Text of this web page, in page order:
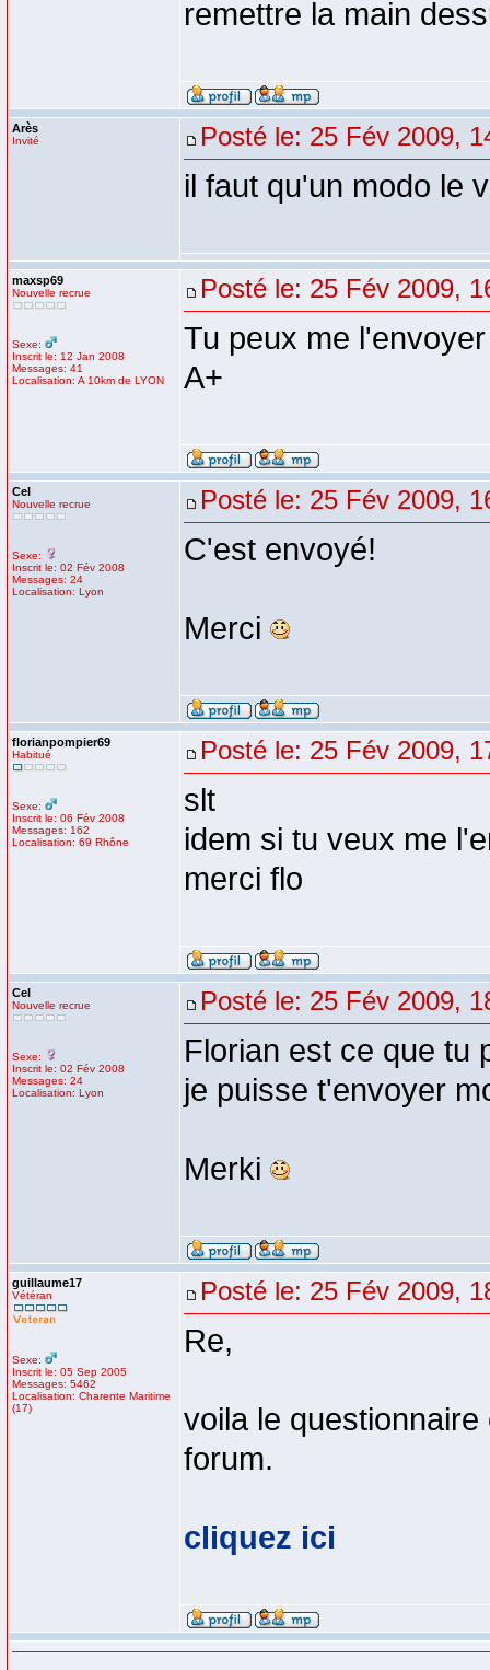
remettre la main
Arès
Invité Posté le: 25 Fév 2009,
il faut qu'un modo le
maxsp69
Nouvelle recrue
Sexe:
Inscrit le: 12 Jan 2008
Messages: 41
Localisation: A 10km de LYON
Posté le: 25 Fév 2009,
Tu peux me
A+
Cel
Nouvelle recrue
Sexe:
Inscrit le: 02 Fév 2008
Messages: 24
Localisation: Lyon
Posté le: 25 Fév 2009,
C'est envoyé!
Merci
florianpompier69
Habitué
Sexe:
Inscrit le: 06 Fév 2008
Messages: 162
Localisation: 69 Rhône
Posté le: 25 Fév 2009,
slt
idem si tu veux me
merci flo
Cel
Nouvelle recrue
Sexe:
Inscrit le: 02 Fév 2008
Messages: 24
Localisation: Lyon
Posté le: 25 Fév 2009,
Florian est ce que tu
je puisse t'envoyer
Merki
guillaume17
Vétéran
Sexe:
Inscrit le: 05 Sep 2005
Messages: 5462
Localisation: Charente Maritime
(17)
Posté le: 25 Fév 2009,
Re,
voila le
forum.
cliquez ici